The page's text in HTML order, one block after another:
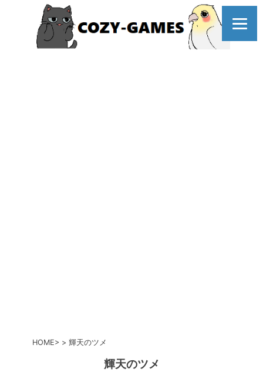
HOME 輝天のツメ
輝天のツメ